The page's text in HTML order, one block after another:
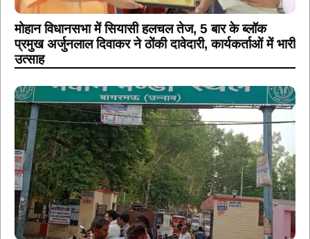
मोहान विधानसभा में सियासी हलचल तेज, 5 बार के ब्लॉक
प्रमुख अर्जुनलाल दिवाकर ने ठोंकी दावेदारी, कार्यकर्ताओं में भारी
उत्साह